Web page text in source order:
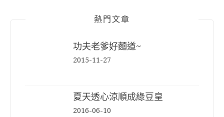
熱門文章
功夫老爹好麵道~
2015-11-27
夏天透心涼順成綠豆皇
2016-06-10